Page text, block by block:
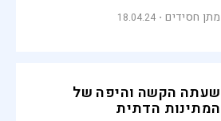
מתן חסידים 18.04.24
שעתה הקשה והיפה של
המתינות הדתית